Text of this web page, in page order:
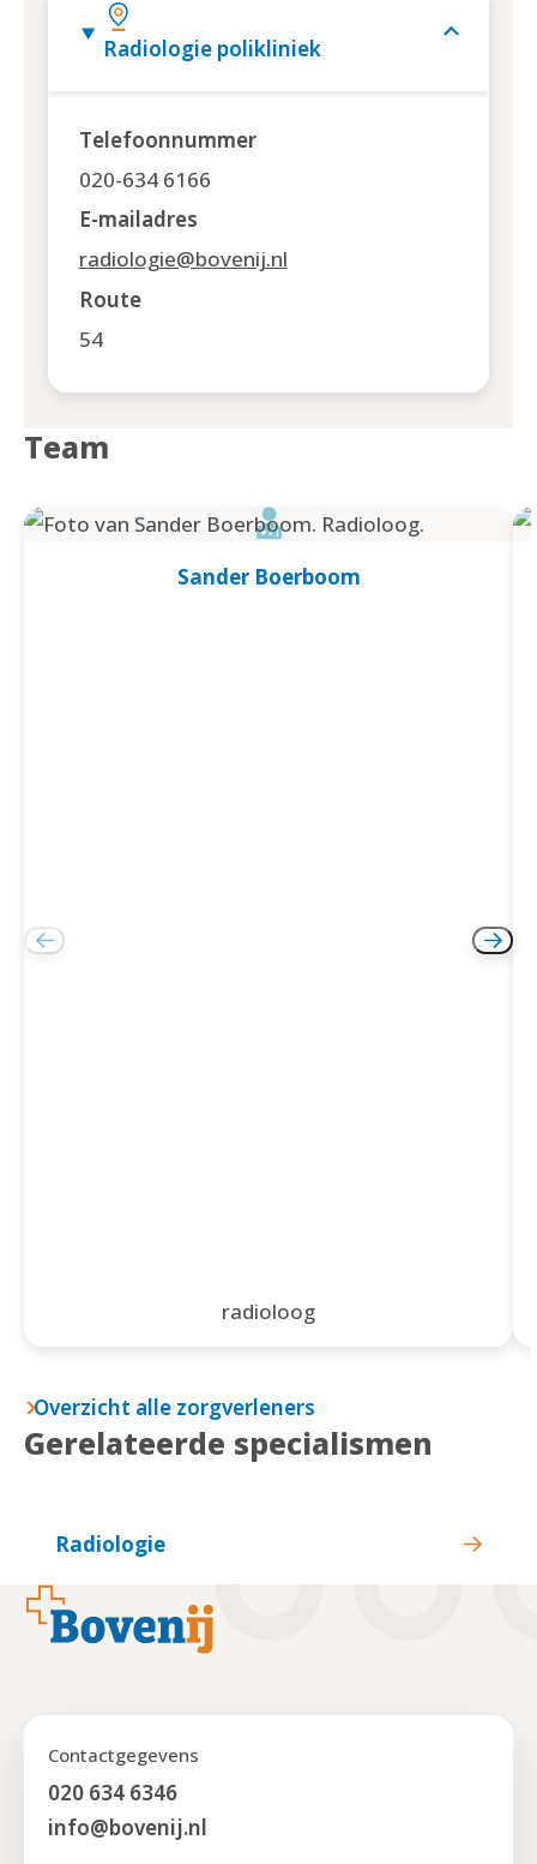
Radiologie polikliniek
Telefoonnummer
020-634 6166
E-mailadres
radiologie@bovenij.nl
Route
54
Team
Sander Boerboom
radioloog
Overzicht alle zorgverleners
Gerelateerde specialismen
Radiologie
Footer
Contactgegevens
020 634 6346
info@bovenij.nl